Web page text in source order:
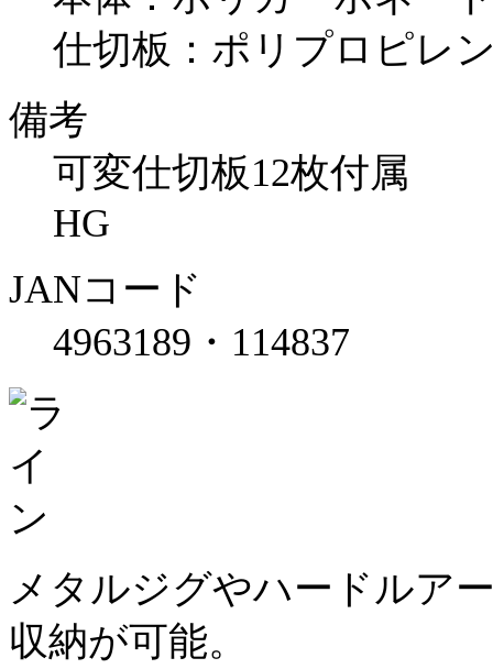
仕切板：ポリプロピレ
備考
可変仕切板12枚付属
HG
JANコード
4963189・114837
メタルジグやハードルア
収納が可能。